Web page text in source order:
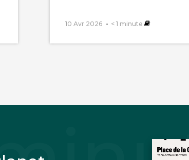
10 Avr 2026 < 1 minute